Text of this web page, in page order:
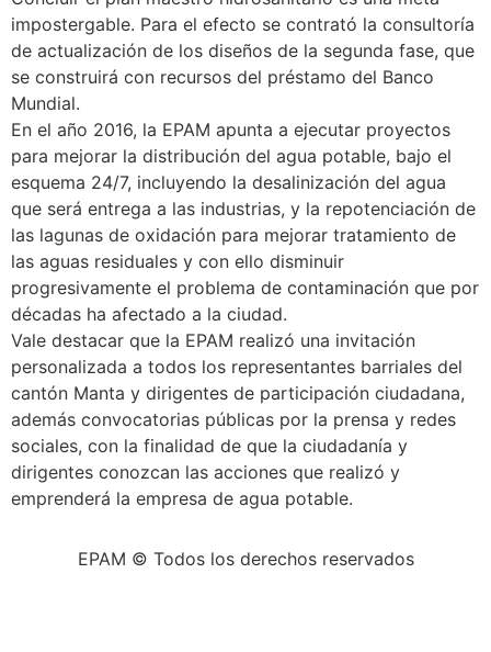
impostergable. Para el efecto se contrató la consultoría
de actualización de los diseños de la segunda fase, que
se construirá con recursos del préstamo del Banco
Mundial.
En el año 2016, la EPAM apunta a ejecutar proyectos
para mejorar la distribución del agua potable, bajo el
esquema 24/7, incluyendo la desalinización del agua
que será entrega a las industrias, y la repotenciación de
las lagunas de oxidación para mejorar tratamiento de
las aguas residuales y con ello disminuir
progresivamente el problema de contaminación que por
décadas ha afectado a la ciudad.
Vale destacar que la EPAM realizó una invitación
personalizada a todos los representantes barriales del
cantón Manta y dirigentes de participación ciudadana,
además convocatorias públicas por la prensa y redes
sociales, con la finalidad de que la ciudadanía y
dirigentes conozcan las acciones que realizó y
emprenderá la empresa de agua potable.
EPAM © Todos los derechos reservados